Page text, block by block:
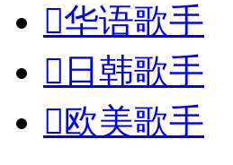
华语歌手
 日韩歌手
欧美歌手